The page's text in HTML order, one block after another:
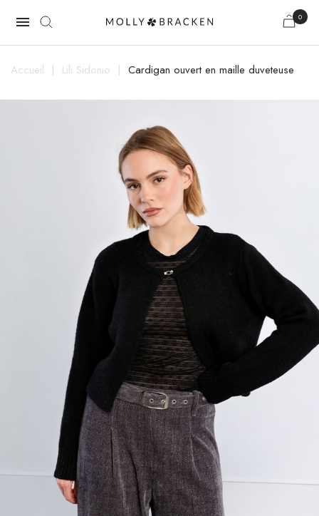
 0
Accueil Lili Sidonio Cardigan ouvert en maille duveteuse